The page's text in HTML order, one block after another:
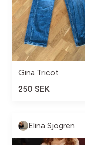
Gina Tricot
250 SEK
Elina Sjögren